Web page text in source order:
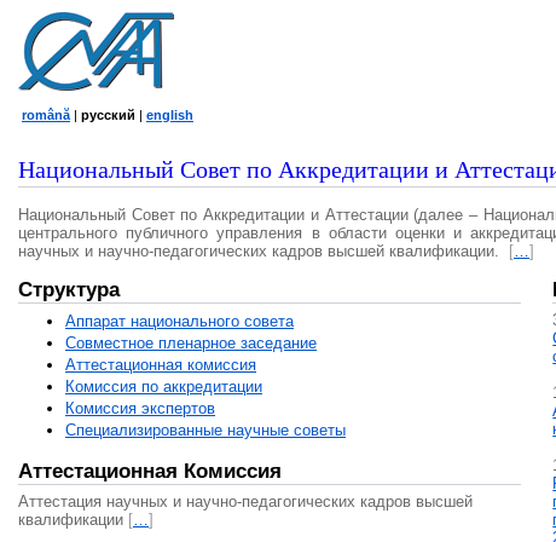
română | русский | english
Национальный Совет по Аккредитации и
Национальный Совет по Аккредитации и Аттестации (далее –
центрального публичного управления в области оценки и
научных и научно-педагогических кадров высшей квалификации.
[…]
Структура
Аппарат национального совета
Совместное пленарное заседание
Аттестационная комисcия
Комиссия по аккредитации
Комиссия экспертов
Специализированные научные советы
Аттестационная Комиссия
Аттестация научных и научно-педагогических кадров высшей
квалификации […]